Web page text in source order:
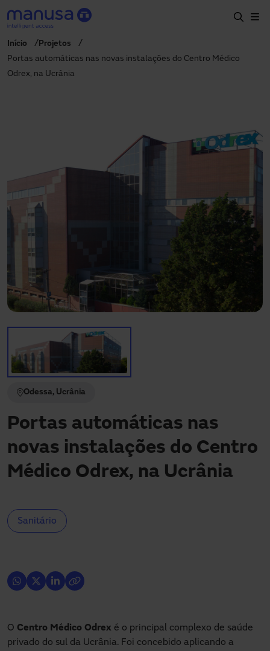
Pular para o conteúdo principal
Produtos e setores
Blog
Sobre nós
PT-BR
manusa.br@manusa.com
Precisa de assistência?
Downloads
Início
Projetos
Portas automáticas nas novas instalações do Centro Médico
Odrex, na Ucrânia
Odessa, Ucrânia
Portas automáticas nas
novas instalações do Centro
Médico Odrex, na Ucrânia
Sanitário
O Centro Médico Odrex é o principal complexo de saúde
privado do sul da Ucrânia. Foi concebido aplicando a